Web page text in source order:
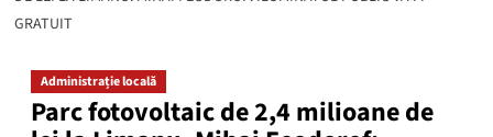
GRATUIT
Administrație locală
Parc fotovoltaic de 2,4 milioane de